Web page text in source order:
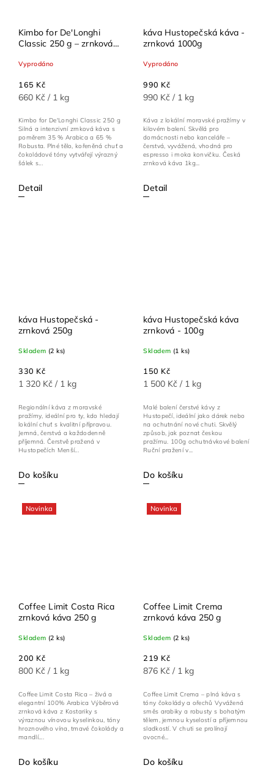
Kimbo for De'Longhi
Classic 250 g – zrnková
Robusta s čokoládovými
Vyprodáno
165 Kč
660 Kč / 1 kg
Detail
Kimbo for De'Longhi Classic 250 g
Silná a intenzivní zrnková káva s
poměrem 35 % Arabica a 65 %
Robusta. Plné tělo, kořeněná chuť a
čokoládové tóny vytvářejí výrazný
šálek s...
káva Hustopečská káva -
zrnková 1000g
Vyprodáno
990 Kč
990 Kč / 1 kg
Detail
Káva z lokální moravské pražírny v
kilovém balení. Skvělá pro
domácnosti nebo kanceláře –
čerstvá, vyvážená, vhodná pro
espresso i moka konvičku. Česká
zrnková káva 1kg...
káva Hustopečská -
zrnková 250g
Skladem (2 ks)
330 Kč
1 320 Kč / 1 kg
Do košíku
Regionální káva z moravské
pražírny, ideální pro ty, kdo hledají
lokální chuť s kvalitní přípravou.
Jemná, čerstvá a každodenně
příjemná. Čerstvě pražená v
Hustopečích Menší...
káva Hustopečská káva
zrnková - 100g
Skladem (1 ks)
150 Kč
1 500 Kč / 1 kg
Do košíku
Malé balení čerstvé kávy z
Hustopečí, ideální jako dárek nebo
na ochutnání nové chuti. Skvělý
způsob, jak poznat českou
pražírnu. 100g ochutnávkové balení
Ruční pražení v...
Novinka
Coffee Limit Costa Rica
zrnková káva 250 g
Skladem (2 ks)
200 Kč
800 Kč / 1 kg
Do košíku
Coffee Limit Costa Rica – živá a
elegantní 100% Arabica Výběrová
zrnková káva z Kostariky s
výraznou vínovou kyselinkou, tóny
hroznového vína, tmavé čokolády a
mandlí....
Novinka
Coffee Limit Crema
zrnková káva 250 g
Skladem (2 ks)
219 Kč
876 Kč / 1 kg
Do košíku
Coffee Limit Crema – plná káva s
tóny čokolády a ořechů Vyvážená
směs arabiky a robusty s bohatým
tělem, jemnou kyselostí a příjemnou
sladkostí. V chuti se prolínají
ovocné...